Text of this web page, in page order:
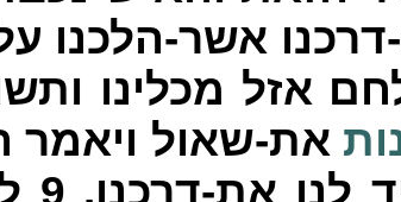
אשר-הלכנו
אזל מכלינו
את-שאול ויאמר
לנו את-דרכנו. 9